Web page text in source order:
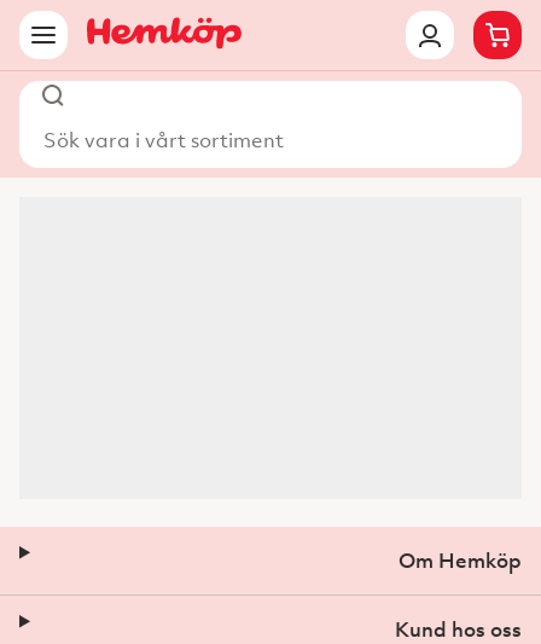
Om Hemköp
Kund hos oss